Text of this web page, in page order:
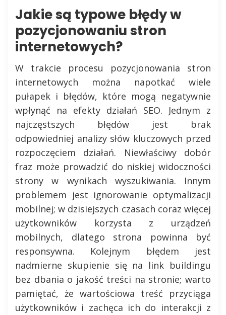
Jakie są typowe błędy w
pozycjonowaniu stron
internetowych?
W trakcie procesu pozycjonowania stron
internetowych można napotkać wiele
pułapek i błędów, które mogą negatywnie
wpłynąć na efekty działań SEO. Jednym z
najczęstszych błędów jest brak
odpowiedniej analizy słów kluczowych przed
rozpoczęciem działań. Niewłaściwy dobór
fraz może prowadzić do niskiej widoczności
strony w wynikach wyszukiwania. Innym
problemem jest ignorowanie optymalizacji
mobilnej; w dzisiejszych czasach coraz więcej
użytkowników korzysta z urządzeń
mobilnych, dlatego strona powinna być
responsywna. Kolejnym błędem jest
nadmierne skupienie się na link buildingu
bez dbania o jakość treści na stronie; warto
pamiętać, że wartościowa treść przyciąga
użytkowników i zachęca ich do interakcji z